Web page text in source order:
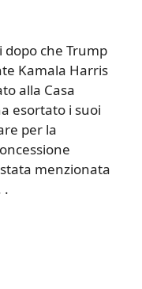
che Trump
Kamala Harris
alla Casa
esortato i suoi
per la
menzionata
.